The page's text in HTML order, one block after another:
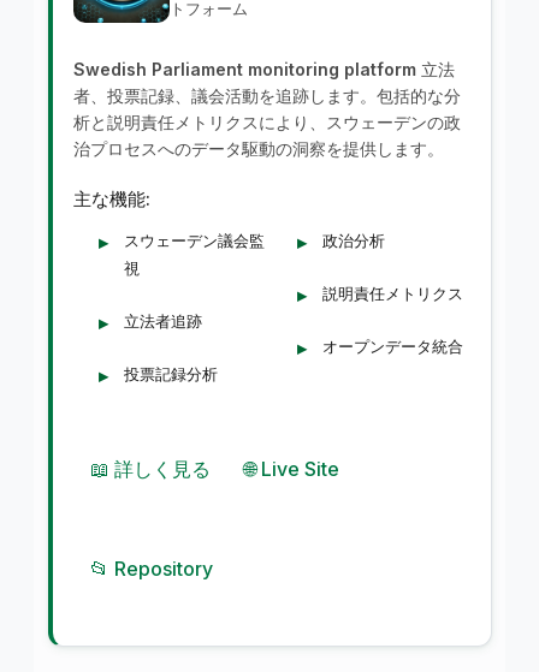
トフォーム
Swedish Parliament monitoring platform 立法
者、投票記録、議会活動を追跡します。包括的な分
析と説明責任メトリクスにより、スウェーデンの政
治プロセスへのデータ駆動の洞察を提供します。
主な機能:
スウェーデン議会監
視
立法者追跡
投票記録分析
政治分析
説明責任メトリクス
オープンデータ統合
📖 詳しく見る 🌐 Live Site
📂 Repository